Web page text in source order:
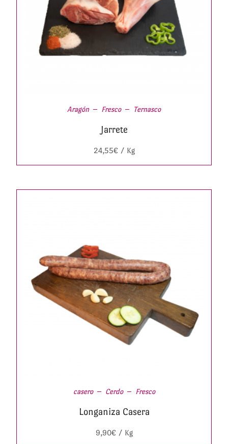
Aragón Fresco Ternasco
Jarrete
24,55€/ Kg
casero Cerdo Fresco
Longaniza Casera
9,90€/ Kg